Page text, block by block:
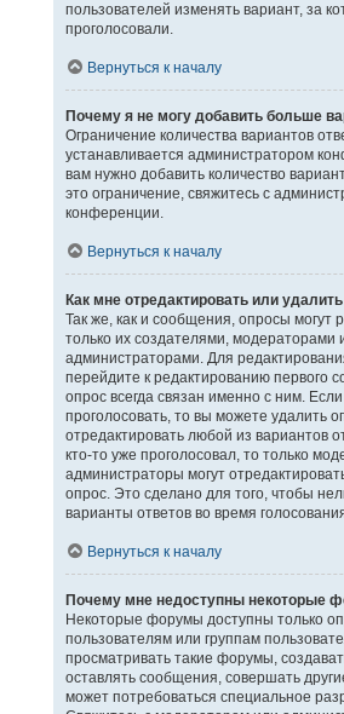
пользователей изменять вариант, за
проголосовали.
Вернуться к началу
Почему я не могу добавить больше
Ограничение количества вариантов
устанавливается администратором
вам нужно добавить количество
это ограничение, свяжитесь с
конференции.
Вернуться к началу
Как мне отредактировать или
Так же, как и сообщения, опросы могут
только их создателями, модераторами
администраторами. Для
перейдите к редактированию первого
опрос всегда связан именно с ним.
проголосовать, то вы можете удалить
отредактировать любой из вариантов
кто-то уже проголосовал, то только
администраторы могут
опрос. Это сделано для того, чтобы
варианты ответов во время
Вернуться к началу
Почему мне недоступны некоторые
Некоторые форумы доступны только
пользователям или группам
просматривать такие форумы,
оставлять сообщения, совершать
может потребоваться специальное